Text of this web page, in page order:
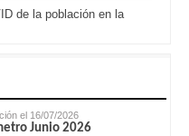
de la población en la
el 16/07/2026
Junio 2026